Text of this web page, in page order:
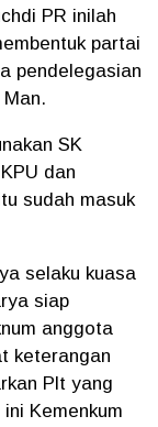
PR inilah
partai
pendelegasian
SK
dan
sudah masuk
selaku kuasa
siap
anggota
keterangan
Plt yang
Kemenkum